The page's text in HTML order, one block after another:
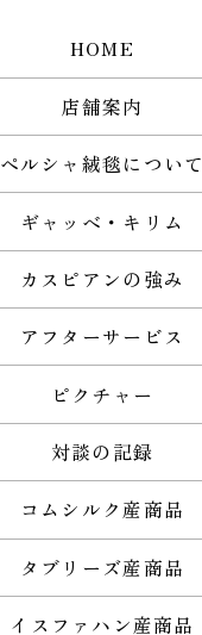
HOME
店舗案内
ペルシャ絨毯について
ギャッベ・キリム
カスピアンの強み
アフターサービス
ピクチャー
対談の記録
コムシルク産商品
タブリーズ産商品
イスファハン産商品